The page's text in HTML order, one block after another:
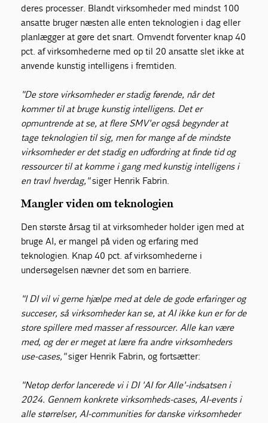
deres processer. Blandt virksomheder med mindst 100
ansatte bruger næsten alle enten teknologien i dag eller
planlægger at gøre det snart. Omvendt forventer knap 40
pct. af virksomhederne med op til 20 ansatte slet ikke at
anvende kunstig intelligens i fremtiden.
"De store virksomheder er stadig førende, når det
kommer til at bruge kunstig intelligens. Det er
opmuntrende at se, at flere SMV'er også begynder at
tage teknologien til sig, men for mange af de mindste
virksomheder er det stadig en udfordring at finde tid og
ressourcer til at komme i gang med kunstig intelligens i
en travl hverdag,"siger Henrik Fabrin.
Mangler viden om teknologien
Den største årsag til at virksomheder holder igen med at
bruge AI, er mangel på viden og erfaring med
teknologien. Knap 40 pct. af virksomhederne i
undersøgelsen nævner det som en barriere.
"I DI vil vi gerne hjælpe med at dele de gode erfaringer og
succeser, så virksomheder kan se, at AI ikke kun er for de
store spillere med masser af ressourcer. Alle kan være
med, og der er meget at lære fra andre virksomheders
use-cases,"siger Henrik Fabrin, og fortsætter:
"Netop derfor lancerede vi i DI 'AI for Alle'-indsatsen i
2024. Gennem konkrete virksomheds-cases, AI-events i
alle størrelser, AI-communities for danske virksomheder